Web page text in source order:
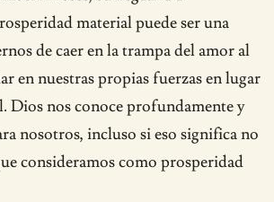
material puede ser una
de caer en la trampa del amor al
en nuestras propias fuerzas en lugar
Dios nos conoce profundamente y
nosotros, incluso si eso significa no
consideramos como prosperidad